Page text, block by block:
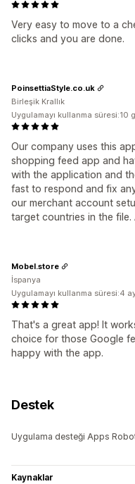
Very easy to move to a
clicks and you are done.
Our company uses this
shopping feed app and
with the application and
fast to respond and fix
our merchant account
target countries in the
PoinsettiaStyle.co.uk
Birleşik Krallık
Uygulamayı kullanma süresi:10
That's a great app! It
choice for those Google
happy with the app.
Mobel.store
İspanya
Uygulamayı kullanma süresi:4
Destek
Uygulama desteği Apps
Kaynaklar